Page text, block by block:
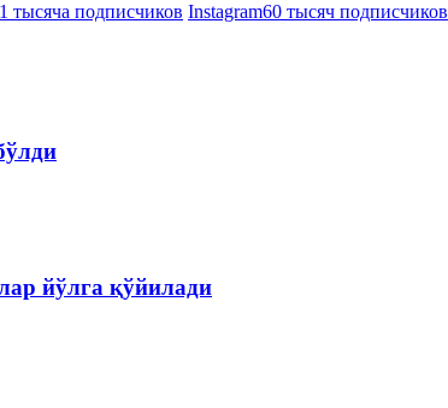
1 тысяча подписчиков Instagram60 тысяч подписчиков
йўлга қўйилади